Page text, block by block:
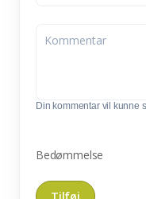
Din kommentar vil kunne
Bedømmelse